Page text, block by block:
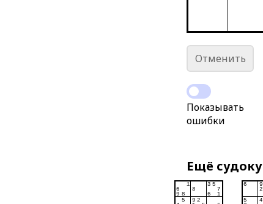
Отменить
Показывать
ошибки
Ещё судоку